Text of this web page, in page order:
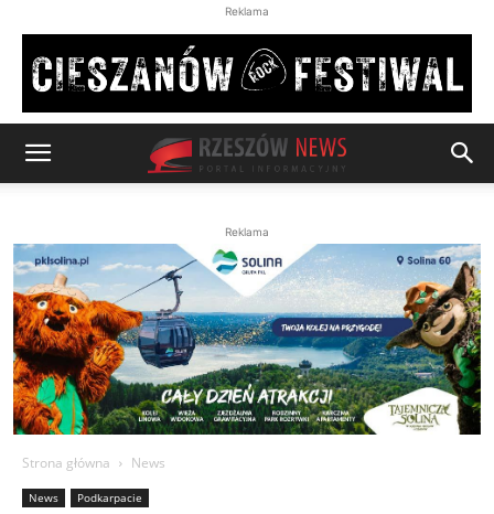
Reklama
Reklama
Strona główna News
News Podkarpacie